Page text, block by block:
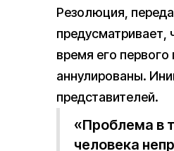
Резолюция,
предусматривает,
время его
аннулированы.
представителей.
«Проблема в
человека